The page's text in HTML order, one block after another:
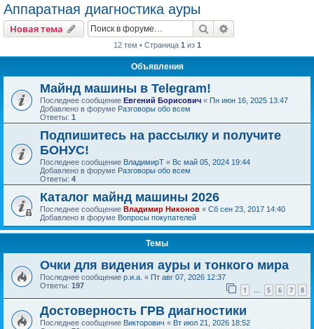
Аппаратная диагностика ауры
Новая тема Поиск
12 тем • Страница 1 из 1
Объявления
Майнд машины в Telegram!
Последнее сообщение Евгений Борисович « Пн июн 16, 2025 13:47
Добавлено в форуме Разговоры обо всем
Ответы: 1
Подпишитесь на рассылку и получите
БОНУС!
Последнее сообщение ВладимирТ « Вс май 05, 2024 19:44
Добавлено в форуме Разговоры обо всем
Ответы: 4
Каталог майнд машины 2026
Последнее сообщение Владимир Никонов « Сб сен 23, 2017 14:40
Добавлено в форуме Вопросы покупателей
Темы
Очки для видения ауры и тонкого мира
Последнее сообщение р.и.а. « Пт авг 07, 2026 12:37
Ответы: 197 1 … 5 6 7 8
Достоверность ГРВ диагностики
Последнее сообщение Викторович « Вт июл 21, 2026 18:52